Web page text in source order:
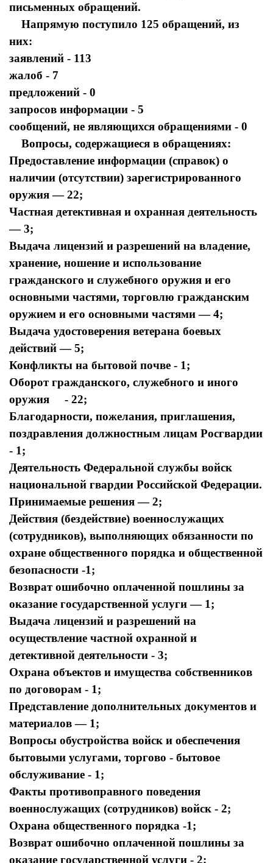
письменных обращений.
Напрямую поступило 125 обращений, из
них:
заявлений - 113
жалоб - 7
предложений - 0
запросов информации - 5
сообщений, не являющихся обращениями - 0
Вопросы, содержащиеся в обращениях:
Предоставление информации (справок) о
наличии (отсутствии) зарегистрированного
оружия — 22;
Частная детективная и охранная деятельность
— 3;
Выдача лицензий и разрешений на владение,
хранение, ношение и использование
гражданского и служебного оружия и его
основными частями, торговлю гражданским
оружием и его основными частями — 4;
Выдача удостоверения ветерана боевых
действий — 5;
Конфликты на бытовой почве - 1;
Оборот гражданского, служебного и иного
оружия - 22;
Благодарности, пожелания, приглашения,
поздравления должностным лицам Росгвардии
- 1;
Деятельность Федеральной службы войск
национальной гвардии Российской Федерации.
Принимаемые решения — 2;
Действия (бездействие) военнослужащих
(сотрудников), выполняющих обязанности по
охране общественного порядка и общественной
безопасности -1;
Возврат ошибочно оплаченной пошлины за
оказание государственной услуги — 1;
Выдача лицензий и разрешений на
осуществление частной охранной и
детективной деятельности - 3;
Охрана объектов и имущества собственников
по договорам - 1;
Представление дополнительных документов и
материалов — 1;
Вопросы обустройства войск и обеспечения
бытовыми услугами, торгово - бытовое
обслуживание - 1;
Факты противоправного поведения
военнослужащих (сотрудников) войск - 2;
Охрана общественного порядка -1;
Возврат ошибочно оплаченной пошлины за
оказание государственной услуги - 2;